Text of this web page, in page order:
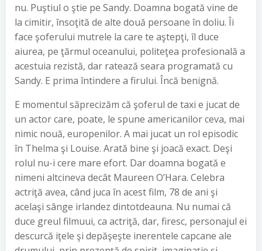
nu. Puştiul o ştie pe Sandy. Doamna bogată vine de
la cimitir, însoţită de alte două persoane în doliu. Îi
face şoferului mutrele la care te aştepţi, îl duce
aiurea, pe ţărmul oceanului, politeţea profesională a
acestuia rezistă, dar ratează seara programată cu
Sandy. E prima întindere a firului. Încă benignă.
E momentul săprecizăm că şoferul de taxi e jucat de
un actor care, poate, le spune americanilor ceva, mai
nimic nouă, europenilor. A mai jucat un rol episodic
în Thelma şi Louise. Arată bine şi joacă exact. Deşi
rolul nu-i cere mare efort. Dar doamna bogată e
nimeni altcineva decât Maureen O’Hara. Celebra
actriţă avea, când juca în acest film, 78 de ani şi
acelaşi sânge irlandez dintotdeauna. Nu numai că
duce greul filmuui, ca actriţă, dar, firesc, personajul ei
descurcă iţele şi depăşeşte inerentele capcane ale